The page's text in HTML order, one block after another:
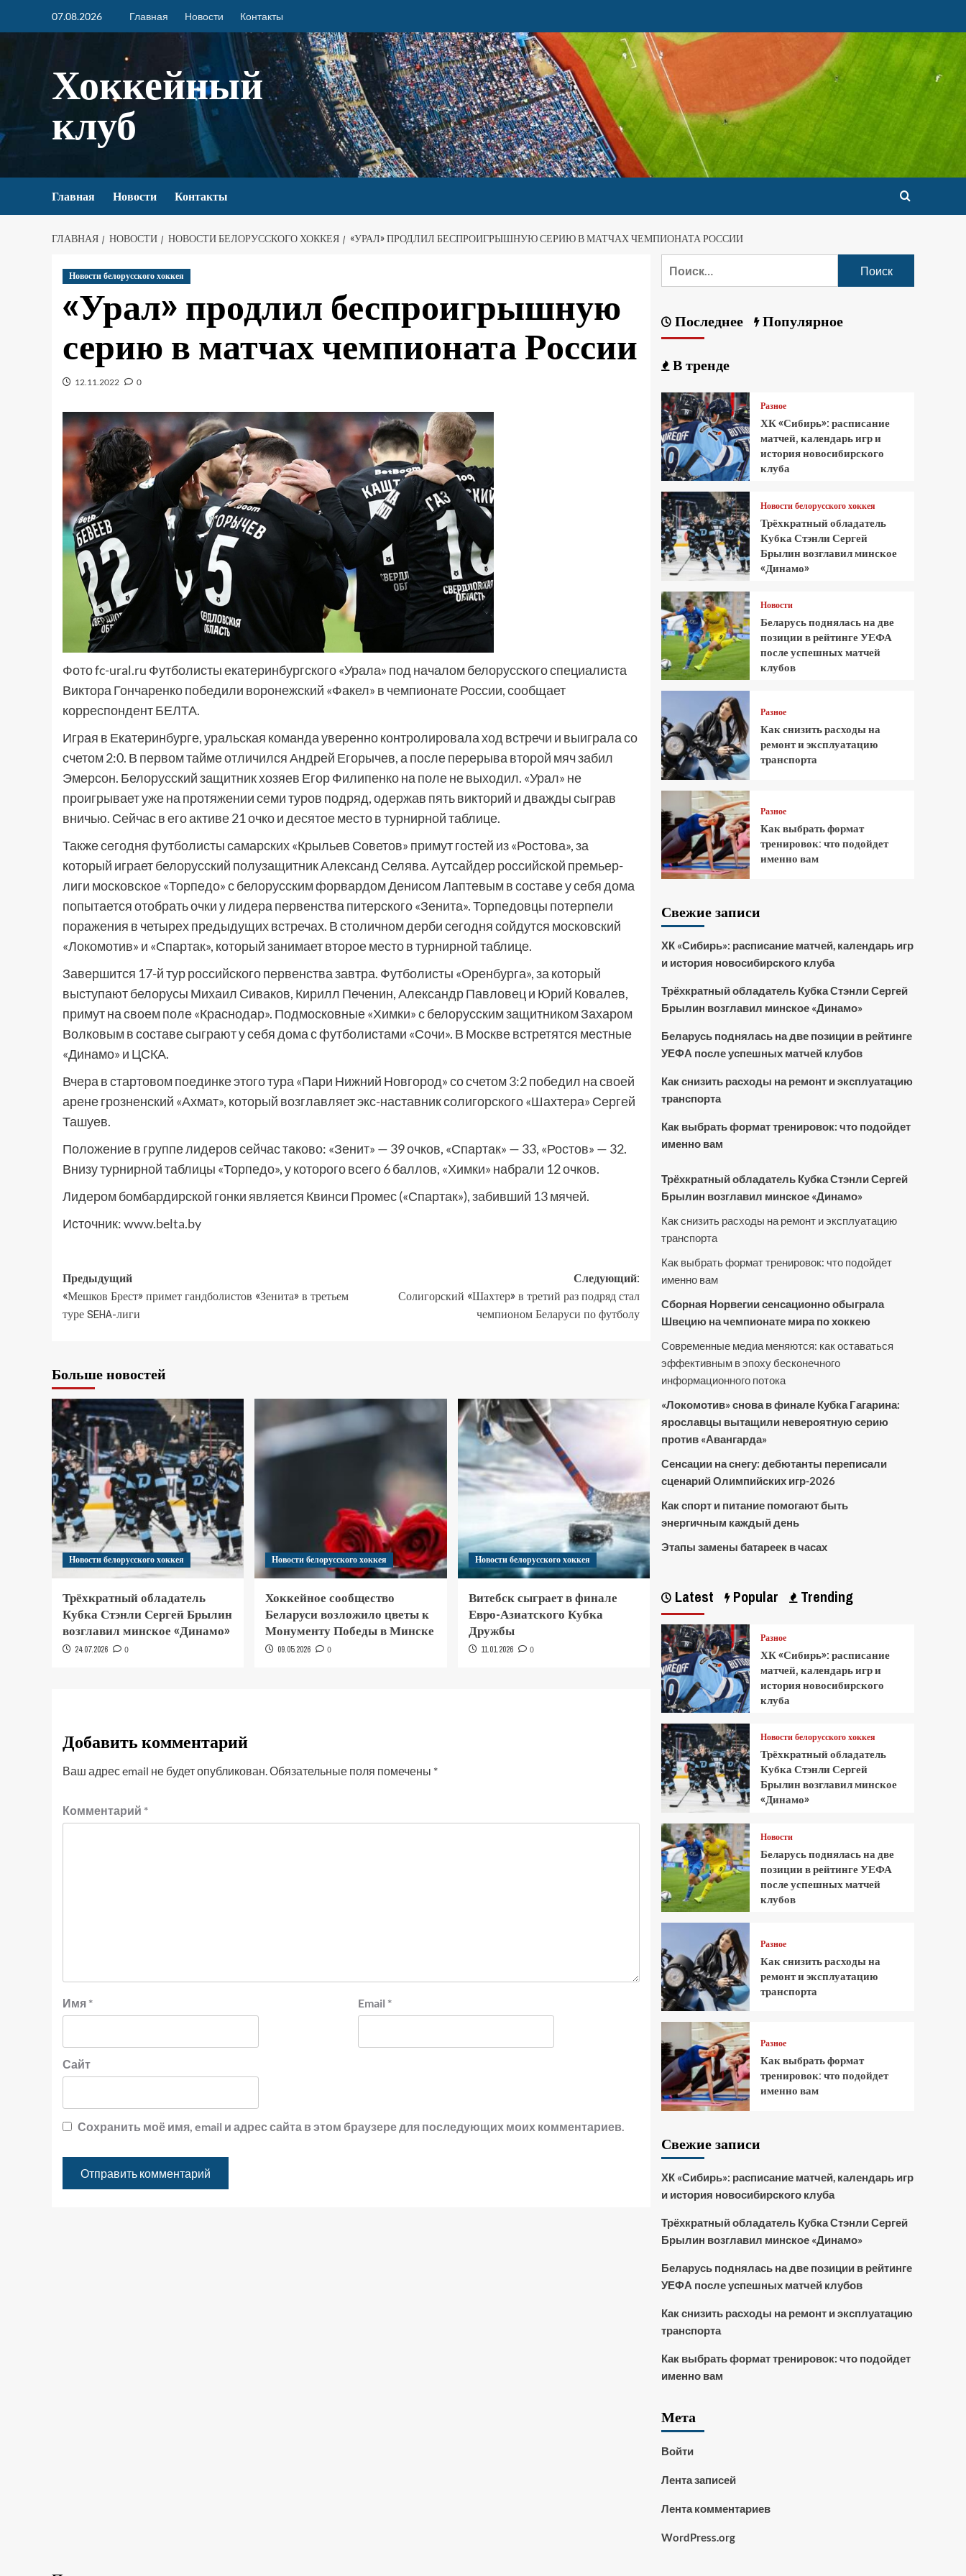
07.08.2026 Главная Новости Контакты
Хоккейный
клуб
Главная Новости Контакты
ГЛАВНАЯ НОВОСТИ НОВОСТИ БЕЛОРУССКОГО ХОККЕЯ «УРАЛ» ПРОДЛИЛ БЕСПРОИГРЫШНУЮ СЕРИЮ В МАТЧАХ ЧЕМПИОНАТА РОССИИ
Новости белорусского хоккея
«Урал» продлил беспроигрышную
серию в матчах чемпионата России
12.11.2022 0
Фото fc-ural.ru Футболисты екатеринбургского «Урала» под началом белорусского специалиста
Виктора Гончаренко победили воронежский «Факел» в чемпионате России, сообщает
корреспондент БЕЛТА.
Играя в Екатеринбурге, уральская команда уверенно контролировала ход встречи и выиграла со
счетом 2:0. В первом тайме отличился Андрей Егорычев, а после перерыва второй мяч забил
Эмерсон. Белорусский защитник хозяев Егор Филипенко на поле не выходил. «Урал» не
проигрывает уже на протяжении семи туров подряд, одержав пять викторий и дважды сыграв
вничью. Сейчас в его активе 21 очко и десятое место в турнирной таблице.
Также сегодня футболисты самарских «Крыльев Советов» примут гостей из «Ростова», за
который играет белорусский полузащитник Александ Селява. Аутсайдер российской премьер-
лиги московское «Торпедо» с белорусским форвардом Денисом Лаптевым в составе у себя дома
попытается отобрать очки у лидера первенства питерского «Зенита». Торпедовцы потерпели
поражения в четырех предыдущих встречах. В столичном дерби сегодня сойдутся московский
«Локомотив» и «Спартак», который занимает второе место в турнирной таблице.
Завершится 17-й тур российского первенства завтра. Футболисты «Оренбурга», за который
выступают белорусы Михаил Сиваков, Кирилл Печенин, Александр Павловец и Юрий Ковалев,
примут на своем поле «Краснодар». Подмосковные «Химки» с белорусским защитником Захаром
Волковым в составе сыграют у себя дома с футболистами «Сочи». В Москве встретятся местные
«Динамо» и ЦСКА.
Вчера в стартовом поединке этого тура «Пари Нижний Новгород» со счетом 3:2 победил на своей
арене грозненский «Ахмат», который возглавляет экс-наставник солигорского «Шахтера» Сергей
Ташуев.
Положение в группе лидеров сейчас таково: «Зенит» — 39 очков, «Спартак» — 33, «Ростов» — 32.
Внизу турнирной таблицы «Торпедо», у которого всего 6 баллов, «Химки» набрали 12 очков.
Лидером бомбардирской гонки является Квинси Промес («Спартак»), забивший 13 мячей.
Источник:www.belta.by
Предыдущий
«Мешков Брест» примет гандболистов «Зенита» в третьем
туре SEHA-лиги
Следующий:
Солигорский «Шахтер» в третий раз подряд стал
чемпионом Беларуси по футболу
Больше новостей
Новости белорусского хоккея
Трёхкратный обладатель
Кубка Стэнли Сергей Брылин
возглавил минское «Динамо»
24.07.2026 0
Новости белорусского хоккея
Хоккейное сообщество
Беларуси возложило цветы к
Монументу Победы в Минске
09.05.2026 0
Новости белорусского хоккея
Витебск сыграет в финале
Евро-Азиатского Кубка
Дружбы
11.01.2026 0
Добавить комментарий
Ваш адрес email не будет опубликован.Обязательные поля помечены *
Комментарий *
Имя * Email *
Сайт
Сохранить моё имя, email и адрес сайта в этом браузере для последующих моих комментариев.
Последнее Популярное
В тренде
Разное
ХК «Сибирь»: расписание
матчей, календарь игр и
история новосибирского
клуба
Новости белорусского хоккея
Трёхкратный обладатель
Кубка Стэнли Сергей
Брылин возглавил минское
«Динамо»
Новости
Беларусь поднялась на две
позиции в рейтинге УЕФА
после успешных матчей
клубов
Разное
Как снизить расходы на
ремонт и эксплуатацию
транспорта
Разное
Как выбрать формат
тренировок: что подойдет
именно вам
Свежие записи
ХК «Сибирь»: расписание матчей, календарь игр
и история новосибирского клуба
Трёхкратный обладатель Кубка Стэнли Сергей
Брылин возглавил минское «Динамо»
Беларусь поднялась на две позиции в рейтинге
УЕФА после успешных матчей клубов
Как снизить расходы на ремонт и эксплуатацию
транспорта
Как выбрать формат тренировок: что подойдет
именно вам
Трёхкратный обладатель Кубка Стэнли Сергей
Брылин возглавил минское «Динамо»
Как снизить расходы на ремонт и эксплуатацию
транспорта
Как выбрать формат тренировок: что подойдет
именно вам
Сборная Норвегии сенсационно обыграла
Швецию на чемпионате мира по хоккею
Современные медиа меняются: как оставаться
эффективным в эпоху бесконечного
информационного потока
«Локомотив» снова в финале Кубка Гагарина:
ярославцы вытащили невероятную серию
против «Авангарда»
Сенсации на снегу: дебютанты переписали
сценарий Олимпийских игр-2026
Как спорт и питание помогают быть
энергичным каждый день
Этапы замены батареек в часах
Latest Popular Trending
Разное
ХК «Сибирь»: расписание
матчей, календарь игр и
история новосибирского
клуба
Новости белорусского хоккея
Трёхкратный обладатель
Кубка Стэнли Сергей
Брылин возглавил минское
«Динамо»
Новости
Беларусь поднялась на две
позиции в рейтинге УЕФА
после успешных матчей
клубов
Разное
Как снизить расходы на
ремонт и эксплуатацию
транспорта
Разное
Как выбрать формат
тренировок: что подойдет
именно вам
Свежие записи
ХК «Сибирь»: расписание матчей, календарь игр
и история новосибирского клуба
Трёхкратный обладатель Кубка Стэнли Сергей
Брылин возглавил минское «Динамо»
Беларусь поднялась на две позиции в рейтинге
УЕФА после успешных матчей клубов
Как снизить расходы на ремонт и эксплуатацию
транспорта
Как выбрать формат тренировок: что подойдет
именно вам
Мета
Войти
Лента записей
Лента комментариев
WordPress.org